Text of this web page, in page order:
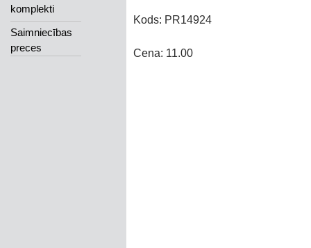
Kods: PR14924
Cena: 11.00
komplekti
Saimniecības
preces